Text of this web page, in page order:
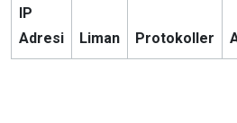
IP
Adresi
Liman Protokoller